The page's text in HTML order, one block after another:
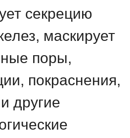
секрецию
маскирует
поры,
покраснения,
другие